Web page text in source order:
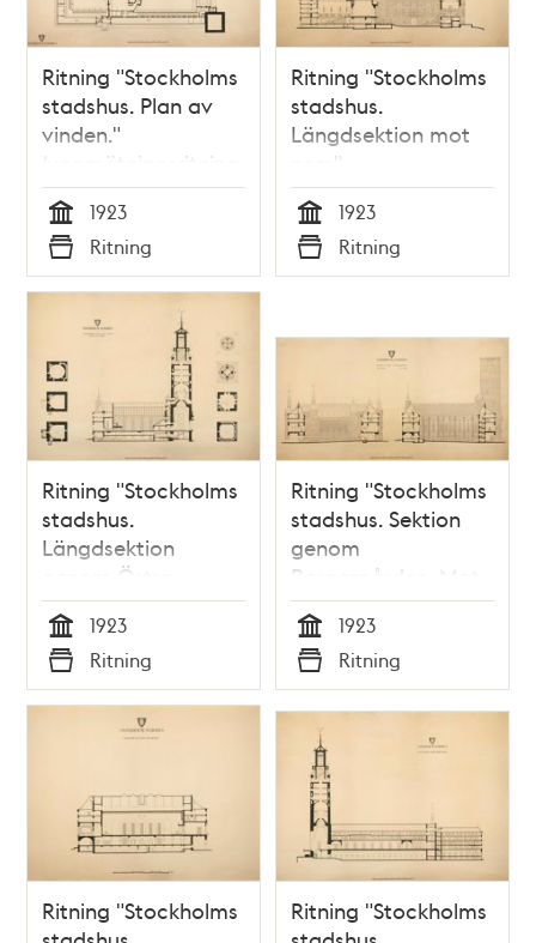
Ritning "Stockholms
stadshus. Plan av
vinden."
(uppmätningsritning
1923)
Tid
1923
Typ
Ritning
Ritning "Stockholms
stadshus.
Längdsektion mot
norr."
(uppmätningsritning
1923)
Tid
1923
Typ
Ritning
Ritning "Stockholms
stadshus.
Längdsektion
genom Östra
längan. Planer av
tornet."
(uppmätningsritning
1923)
Tid
1923
Typ
Ritning
Ritning "Stockholms
stadshus. Sektion
genom
Borgargården. Mot
väster. Mot öster."
(uppmätningsritning
1923)
Tid
1923
Typ
Ritning
Ritning "Stockholms
Ritning "Stockholms